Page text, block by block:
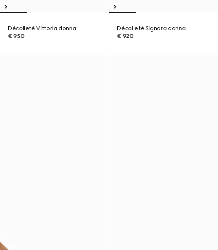
Décolleté Vittoria donna
€ 950
Décolleté Signora donna
€ 920